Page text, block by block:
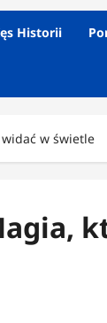
Historii
w świetle